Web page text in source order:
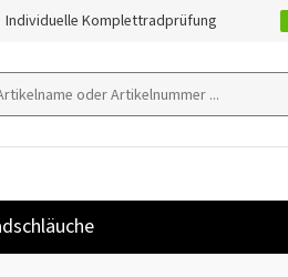
Individuelle Komplettradprüfung